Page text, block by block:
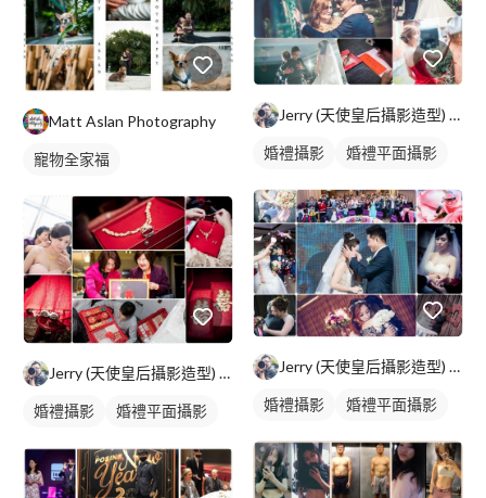
Matt Aslan Photography
寵物全家福
Jerry (天使皇后攝影造型) 台北/高雄
婚禮攝影 婚禮平面攝影
Jerry (天使皇后攝影造型) 台北/高雄
婚禮攝影 婚禮平面攝影
Jerry (天使皇后攝影造型) 台北/高雄
婚禮攝影 婚禮平面攝影